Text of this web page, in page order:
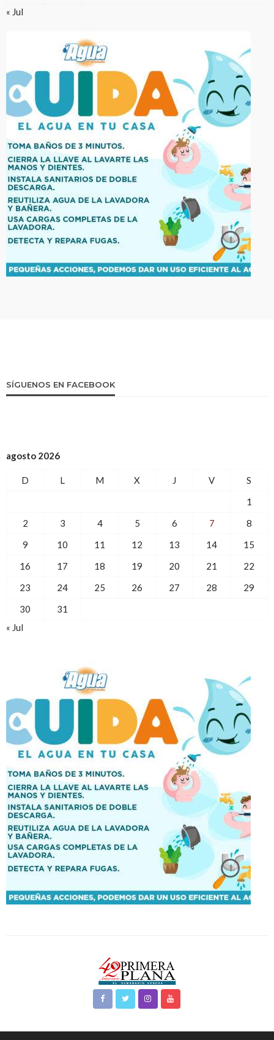
« Jul
SÍGUENOS EN FACEBOOK
agosto 2026
D L M X J V
S
1
2
3 4 5 6 7
8
9
10 11 12 13 14
15
16
17 18 19 20 21
22
23
24 25 26 27 28
29
30
31
« Jul